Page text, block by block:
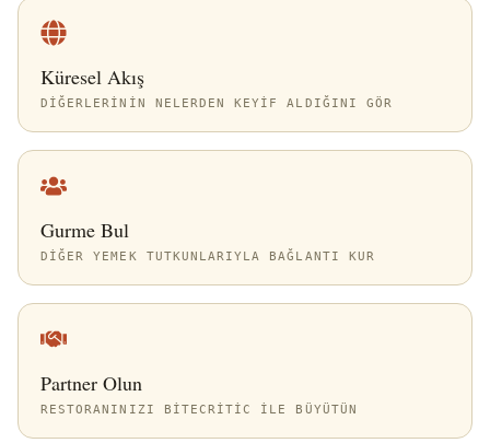
Küresel Akış
DIĞERLERININ NELERDEN KEYIF ALDIĞINI GÖR
Gurme Bul
DIĞER YEMEK TUTKUNLARIYLA BAĞLANTI KUR
Partner Olun
RESTORANINIZI BITECRITIC ILE BÜYÜTÜN